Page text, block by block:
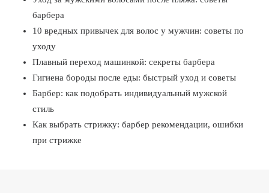
барбера
10 вредных привычек для волос у мужчин: советы по
уходу
Плавный переход машинкой: секреты барбера
Гигиена бороды после еды: быстрый уход и советы
Барбер: как подобрать индивидуальный мужской
стиль
Как выбрать стрижку: барбер рекомендации, ошибки
при стрижке